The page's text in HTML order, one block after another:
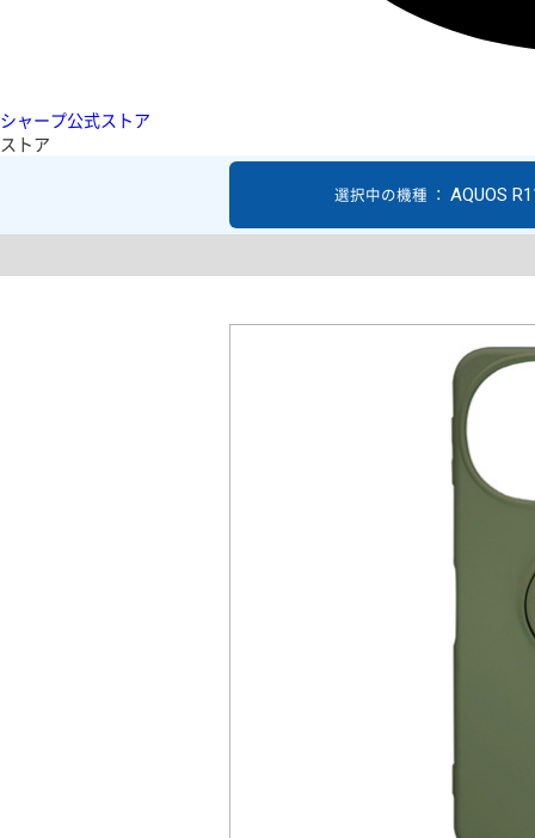
シャープ公式ストア
ストア
選択中の機種 ： AQUOS